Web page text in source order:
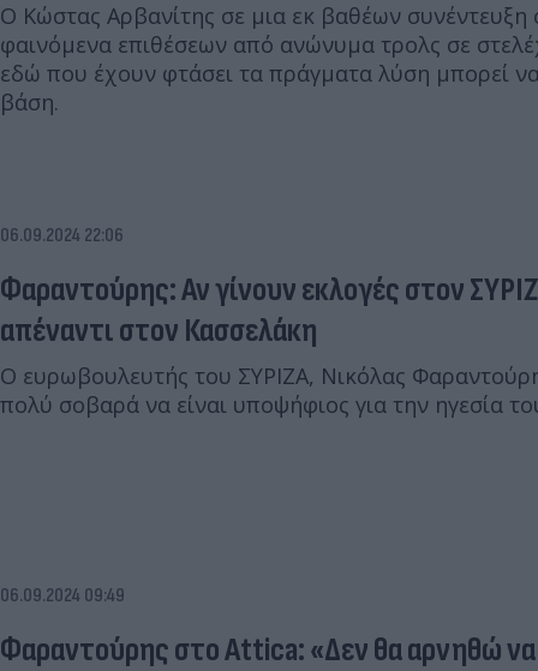
Ο Κώστας Αρβανίτης σε μια εκ βαθέων συνέντευξη
φαινόμενα επιθέσεων από ανώνυμα τρολς σε
εδώ που έχουν φτάσει τα πράγματα λύση μπορεί
βάση.
06.09.2024 22:06
Φαραντούρης: Αν γίνουν εκλογές στον
απέναντι στον Κασσελάκη
Ο ευρωβουλευτής του ΣΥΡΙΖΑ, Νικόλας
πολύ σοβαρά να είναι υποψήφιος για την ηγεσία
06.09.2024 09:49
Φαραντούρης στο Attica: «Δεν θα αρνηθώ να